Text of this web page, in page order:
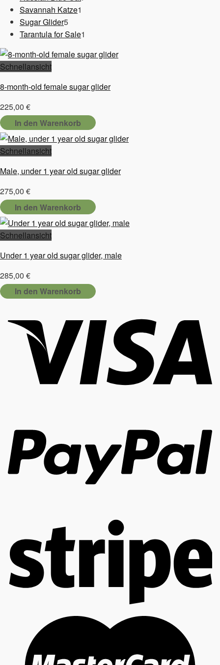
Savannah Katze1
Sugar Glider55
Produkte
Tarantula for Sale1
Schnellansicht
8-month-old female sugar glider
225,00 €
In den Warenkorb
Schnellansicht
Male, under 1 year old sugar glider
275,00 €
In den Warenkorb
Schnellansicht
Under 1 year old sugar glider, male
285,00 €
In den Warenkorb